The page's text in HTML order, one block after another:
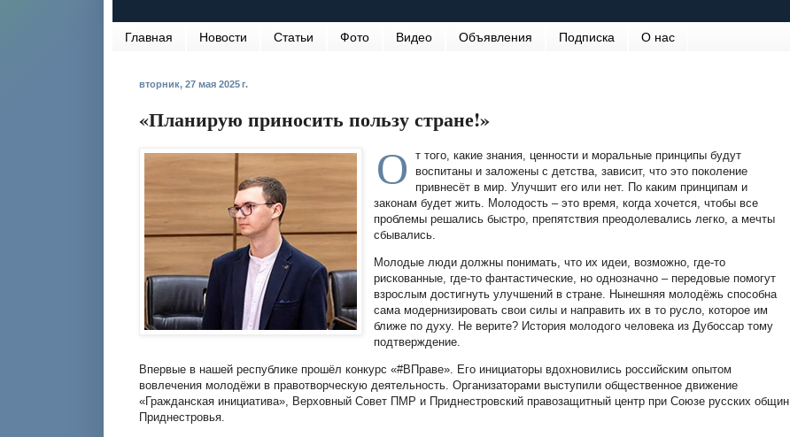
Главная Новости Статьи Фото Видео Объявления Подписка О нас
вторник, 27 мая 2025 г.
«Планирую приносить пользу стране!»
О
т того, какие знания, ценности и моральные принципы будут
воспитаны и заложены с детства, зависит, что это поколение
привнесёт в мир. Улучшит его или нет. По каким принципам и
законам будет жить. Молодость – это время, когда хочется, чтобы все
проблемы решались быстро, препятствия преодолевались легко, а мечты
сбывались.
Молодые люди должны понимать, что их идеи, возможно, где-то
рискованные, где-то фантастические, но однозначно – передовые помогут
взрослым достигнуть улучшений в стране. Нынешняя молодёжь способна
сама модернизировать свои силы и направить их в то русло, которое им
ближе по духу. Не верите? История молодого человека из Дубоссар тому
подтверждение.
Впервые в нашей республике прошёл конкурс «#ВПраве». Его инициаторы вдохновились российским опытом
вовлечения молодёжи в правотворческую деятельность. Организаторами выступили общественное движение
«Гражданская инициатива», Верховный Совет ПМР и Приднестровский правозащитный центр при Союзе русских общин
Приднестровья.